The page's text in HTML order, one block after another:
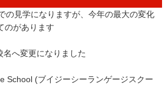
の見学になりますが、今年の最大の変化
のがあります
へ変更になりました
School (ブイジーシーランゲージスクー